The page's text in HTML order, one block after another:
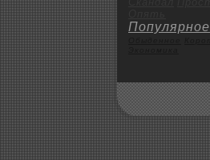
Популярное